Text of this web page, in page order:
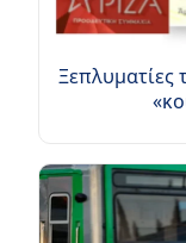
Ξεπλυματίες